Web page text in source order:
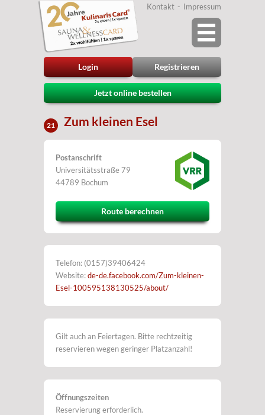
Login Registrieren
Kontakt Impressum
Jetzt online bestellen
21 Zum kleinen Esel
Postanschrift
Universitätsstraße 79
44789 Bochum
Route berechnen
Telefon: (0157)39406424
Website:de-de.facebook.com/Zum-kleinen-
Esel-100595138130525/about/
Gilt auch an Feiertagen. Bitte rechtzeitig
reservieren wegen geringer Platzanzahl!
Öffnungszeiten
Reservierung erforderlich.